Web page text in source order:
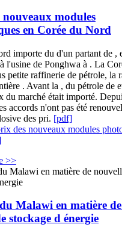
modules
en Corée du Nord
importe du d'un partant de ,
l'usine de Ponghwa à . La
petite raffinerie de pétrole, la
. Avant la , du pétrole de
du marché était importé.
accords n'ont pas été
des pri. [pdf]
des nouveaux modules
>>
Malawi en matière
stockage d énergie